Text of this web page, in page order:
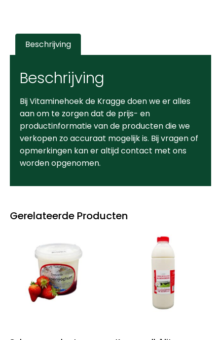
Gerelateerde Producten
Beschrijving
Beschrijving
Bij Vitaminehoek de Kragge doen we er alles
aan om te zorgen dat de prijs- en
productinformatie van de producten die we
verkopen zo accuraat mogelijk is. Bij vragen of
opmerkingen kan er altijd contact met ons
worden opgenomen.